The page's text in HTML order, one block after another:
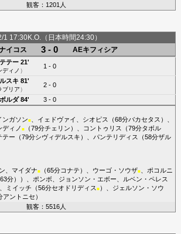
観客：1201人
1 17:30K.O.（日本時間24:30）
イコス
3 - 0 AEキフィシア
テテー21'
ディノ ）
1 - 0
スキ 81'
ブリア）
2 - 0
ルダ84'
3 - 0
ンガソン■、 イェドヴァイ シオピス （68分バカセタス ）、
ディノ ■（79分チェリン ）、 コントゥリス （79分タボル
テー （79分シヴィデルスキ ）、 パンテリディス （58分ザル
マイダナ■（65分コナテ ）、 ウーゴ・ソウザ■、 ポコルニ
分））、 ポンボ、 ジョンソン・エボー
ルベン・ペレス
ミイッチ （56分セオドリディス ■）、 ジェルソン・ソウ
アントニセ ）
観客：5516人